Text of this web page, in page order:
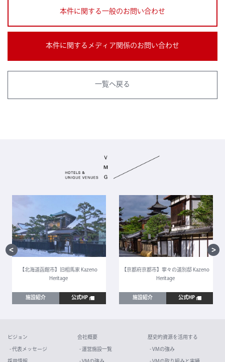
本件に関する一般のお問い合わせ
本件に関するメディア関係のお問い合わせ
一覧へ戻る
【北海道函館市】旧相馬家 Kazeno
Heritage
施設紹介 公式HP
【京都府京都市】寧々の道別邸 Kazeno
Heritage
施設紹介 公式HP
ビジョン
- 代表メッセージ
会社概要
- 運営施設一覧
歴史的資源を活用する
- VMの強み